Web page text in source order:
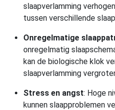
slaapverlamming
tussen verschillende
Onregelmatige
onregelmatig
kan de biologische klok
slaapverlamming
Stress en angst: Hoge
kunnen slaapproblemen